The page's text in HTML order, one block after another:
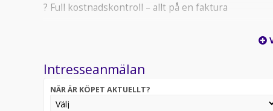
? Full kostnadskontroll – allt på en faktura
övriga bilrelaterade kostnader samlas på en tydlig
Serviceavtal med Volvo Originalservice ingår i
Intresseanmälan
NÄR ÄR KÖPET AKTUELLT?